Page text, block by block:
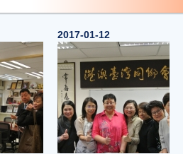
2017-01-12